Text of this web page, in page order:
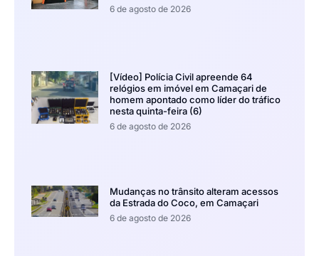
6 de agosto de 2026
[Vídeo] Polícia Civil apreende 64
relógios em imóvel em Camaçari de
homem apontado como líder do tráfico
nesta quinta-feira (6)
6 de agosto de 2026
Mudanças no trânsito alteram acessos
da Estrada do Coco, em Camaçari
6 de agosto de 2026